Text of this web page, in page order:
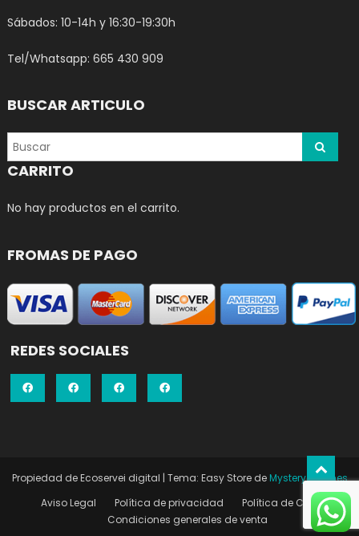
Sábados: 10-14h y 16:30-19:30h
Tel/Whatsapp: 665 430 909
BUSCAR ARTICULO
CARRITO
No hay productos en el carrito.
FROMAS DE PAGO
REDES SOCIALES
Propiedad de Ecoservei digital | Tema: Easy Store de Mystery Themes
Aviso Legal
Política de privacidad
Política de Cookies
Condiciones generales de venta